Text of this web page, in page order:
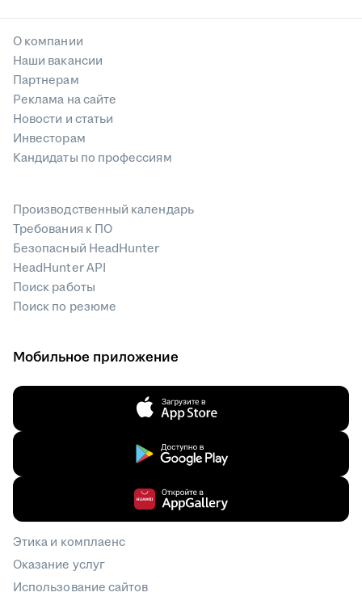
О компании
Наши вакансии
Партнерам
Реклама на сайте
Новости и статьи
Инвесторам
Кандидаты по профессиям
Производственный календарь
Требования к ПО
Безопасный HeadHunter
HeadHunter API
Поиск работы
Поиск по резюме
Мобильное приложение
Этика и комплаенс
Оказание услуг
Использование сайтов